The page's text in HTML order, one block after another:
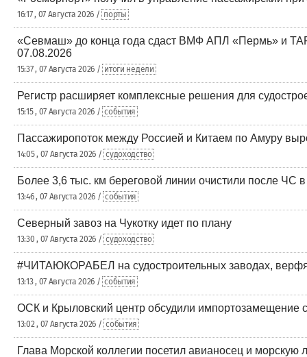
16:17 , 07 Августа 2026 / порты
«Севмаш» до конца года сдаст ВМФ АПЛ «Пермь» и
07.08.2026
15:37 , 07 Августа 2026 / итоги недели
Регистр расширяет комплексные решения для
15:15 , 07 Августа 2026 / события
Пассажиропоток между Россией и Китаем по Амуру
14:05 , 07 Августа 2026 / судоходство
Более 3,6 тыс. км береговой линии очистили после ЧС
13:46 , 07 Августа 2026 / события
Северный завоз на Чукотку идет по плану
13:30 , 07 Августа 2026 / судоходство
#ЧИТАЮКОРАБЕЛ на судостроительных заводах,
13:13 , 07 Августа 2026 / события
ОСК и Крыловский центр обсудили импортозамещение
13:02 , 07 Августа 2026 / события
Глава Морской коллегии посетил авианосец и